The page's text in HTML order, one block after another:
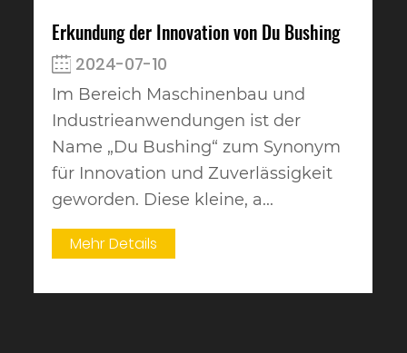
Erkundung der Innovation von Du Bushing
2024-07-10
Im Bereich Maschinenbau und
Industrieanwendungen ist der
Name „Du Bushing“ zum Synonym
für Innovation und Zuverlässigkeit
geworden. Diese kleine, a...
Mehr Details